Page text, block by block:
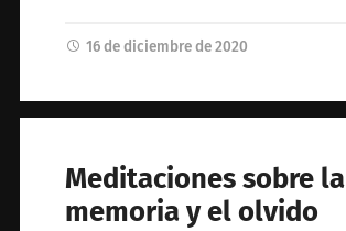
16 de diciembre de 2020
Meditaciones sobre la
memoria y el olvido